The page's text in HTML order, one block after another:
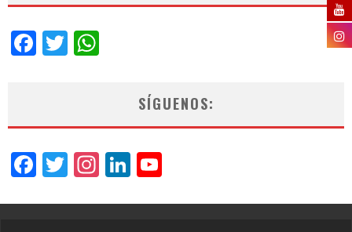
Facebook
Twitter
SÍGUENOS:
Facebook
Twitter
Instagram
LinkedIn